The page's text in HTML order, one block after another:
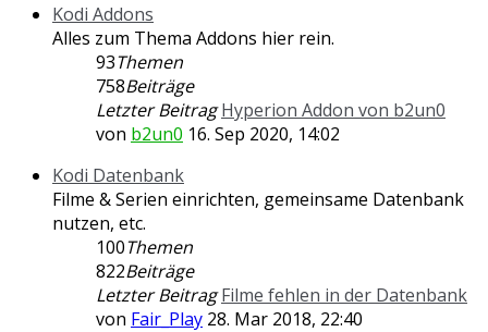
Kodi Addons
Alles zum Thema Addons hier rein.
93Themen
758Beiträge
Letzter Beitrag Hyperion Addon von b2un0
von b2un0 16. Sep 2020, 14:02
Kodi Datenbank
Filme & Serien einrichten, gemeinsame Datenbank
nutzen, etc.
100Themen
822Beiträge
Letzter Beitrag Filme fehlen in der Datenbank
von Fair_Play 28. Mar 2018, 22:40